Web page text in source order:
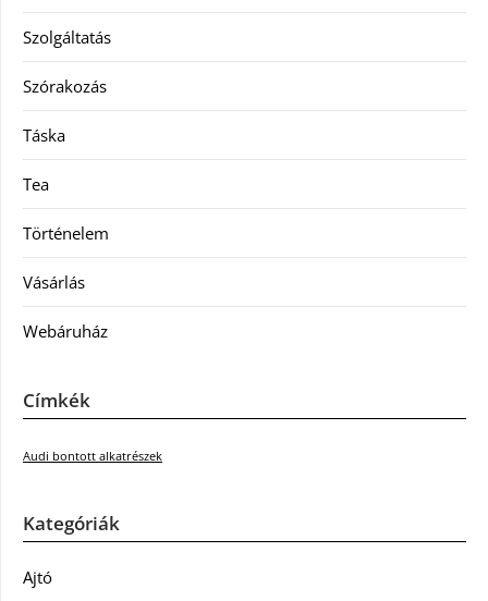
Szolgáltatás
Szórakozás
Táska
Tea
Történelem
Vásárlás
Webáruház
Címkék
Audi bontott alkatrészek
Kategóriák
Ajtó